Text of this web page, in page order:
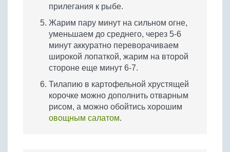
прилегания к рыбе.
Жарим пару минут на сильном огне,
уменьшаем до среднего, через 5-6
минут аккуратно переворачиваем
широкой лопаткой, жарим на второй
стороне еще минут 6-7.
Тилапию в картофельной хрустящей
корочке можно дополнить отварным
рисом, а можно обойтись хорошим
овощным салатом.